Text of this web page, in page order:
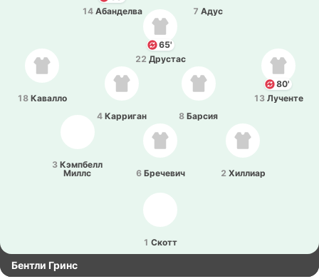
1 Скотт
3 Кэ­мпбелл
Миллс
2 Хи­ллиар
6 Бре­че­вич
4 Ка­рри­ган
65'
22 Дру­стас
80'
13 Лу­че­нте
8 Барсия
18 Ка­ва­лло
7 Адус
14 Аба­нде­лва
Бентли Гринс